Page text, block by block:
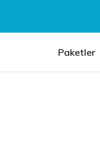
Paketler